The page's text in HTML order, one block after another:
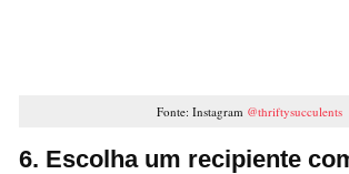
Fonte: Instagram @thriftysucculents
6. Escolha um recipiente